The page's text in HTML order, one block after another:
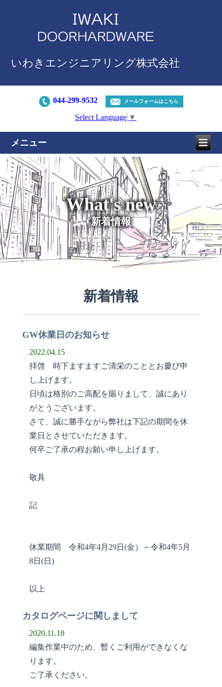
いわきエンジニアリング株式会社
044-299-9532 メールフォームはこちら
Select Language ▼
メニュー
What's new
新着情報
新着情報
GW休業日のお知らせ
2022.04.15
拝啓 時下ますますご清栄のこととお慶び申
し上げます。
日頃は格別のご高配を賜りまして、誠にあり
がとうございます。
さて、誠に勝手ながら弊社は下記の期間を休
業日とさせていただきます。
何卒ご了承の程お願い申し上げます。
敬具
記
休業期間 令和4年4月29日(金）～令和4年5月
8日(日)
以上
カタログページに関しまして
2020.11.10
編集作業中のため、暫くご利用ができなくな
ります。
ご了承ください。